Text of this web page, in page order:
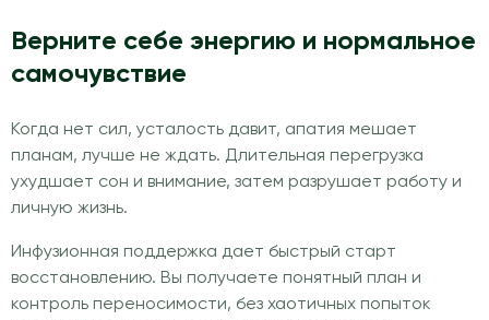
Верните себе энергию и нормальное
самочувствие
Когда нет сил, усталость давит, апатия мешает
планам, лучше не ждать. Длительная перегрузка
ухудшает сон и внимание, затем разрушает работу и
личную жизнь.
Инфузионная поддержка дает быстрый старт
восстановлению. Вы получаете понятный план и
контроль переносимости, без хаотичных попыток